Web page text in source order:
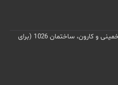
تهران، تقاطع خیابان امام خمینی و کارون، ساختمان 1026 (برای